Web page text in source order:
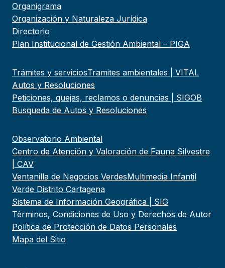
Organigrama
Organización y Naturaleza Jurídica
Directorio
Plan Institucional de Gestión Ambiental – PIGA
Trámites y serviciosTramites ambientales | VITAL
Autos y Resoluciones
Peticiones, quejas, reclamos o denuncias | SIGOB
Busqueda de Autos y Resoluciones
Observatorio Ambiental
Centro de Atención y Valoración de Fauna Silvestre
| CAV
Ventanilla de Negocios VerdesMultimedia Infantil
Verde Distrito Cartagena
Sistema de Información Geográfica | SIG
Términos, Condiciones de Uso y Derechos de Autor
Política de Protección de Datos Personales
Mapa del Sitio